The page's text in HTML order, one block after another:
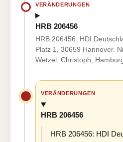
VERÄNDERUNGEN
HRB 206456
HRB 206456: HDI
Platz 1, 30659 Hannover.
Wetzel, Christoph,
VERÄNDERUNGEN
HRB 206456
HRB 206456: HDI